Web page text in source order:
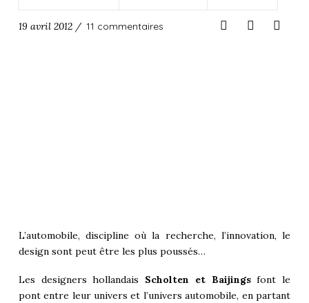
19 avril 2012 / 11 commentaires
L’automobile, discipline où la recherche, l’innovation, le
design sont peut être les plus poussés…
Les designers hollandais Scholten et Baijingsfont le
pont entre leur univers et l’univers automobile, en partant